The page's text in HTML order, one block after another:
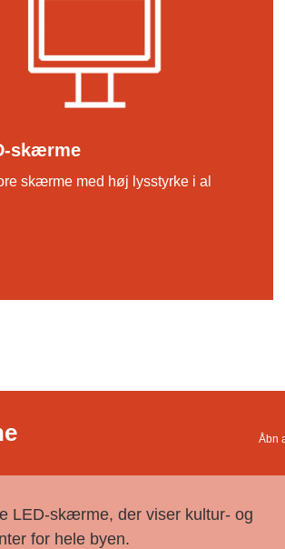
skærme
skærme med høj lysstyrke i al
Åbn
LED-skærme, der viser kultur- og
for hele byen.